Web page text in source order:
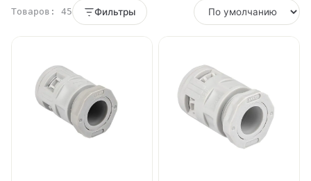
Товаров: 45 Фильтры